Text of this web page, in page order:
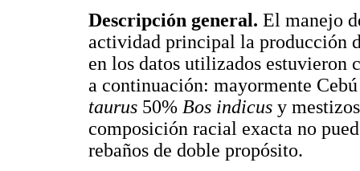
Descripción general. El manejo
actividad principal la producción
en los datos utilizados estuvieron
a continuación: mayormente
taurus 50% Bos indicus y
composición racial exacta no
rebaños de doble propósito.